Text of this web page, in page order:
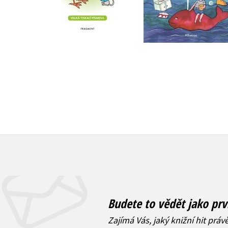
Do košíku
215 Kč
Ivan Vyskočil
,
Ota Šafránek
,
Dagmar Lhotová
,
Ludvík
,
Kolektiv
,
Do košíku
Budete to vědět jako
Zajímá Vás, jaký knižní hit